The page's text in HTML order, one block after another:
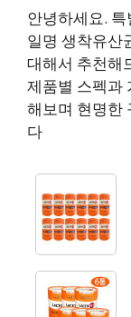
안녕하세요.
일명 생착유산
대해서 추천해
제품별 스펙과
해보며 현명한
다